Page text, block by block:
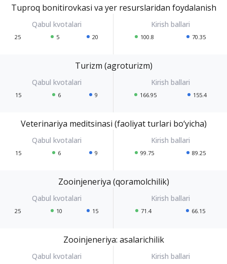
Tuproq bonitirovkasi va yer resurslaridan foydalanish
25 5 20 100.8 70.35
Turizm (agroturizm)
15 6 9 166.95 155.4
Veterinariya meditsinasi (faoliyat turlari bo‘yicha)
15 6 9 99.75 89.25
Zooinjeneriya (qoramolchilik)
25 10 15 71.4 66.15
Zooinjeneriya: asalarichilik